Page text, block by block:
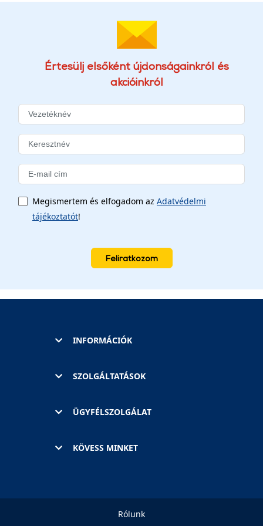
Értesülj elsőként újdonságainkról és
akcióinkról
Megismertem és elfogadom az Adatvédelmi
tájékoztatót!
Feliratkozom
INFORMÁCIÓK
SZOLGÁLTATÁSOK
ÜGYFÉLSZOLGÁLAT
KÖVESS MINKET
Rólunk